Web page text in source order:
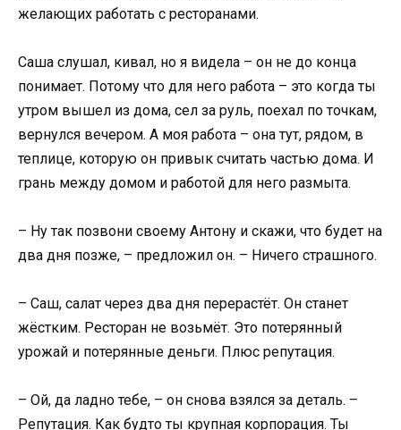
желающих работать с ресторанами.
Саша слушал, кивал, но я видела – он не до конца
понимает. Потому что для него работа – это когда ты
утром вышел из дома, сел за руль, поехал по точкам,
вернулся вечером. А моя работа – она тут, рядом, в
теплице, которую он привык считать частью дома. И
грань между домом и работой для него размыта.
– Ну так позвони своему Антону и скажи, что будет на
два дня позже, – предложил он. – Ничего страшного.
– Саш, салат через два дня перерастёт. Он станет
жёстким. Ресторан не возьмёт. Это потерянный
урожай и потерянные деньги. Плюс репутация.
– Ой, да ладно тебе, – он снова взялся за деталь. –
Репутация. Как будто ты крупная корпорация. Ты